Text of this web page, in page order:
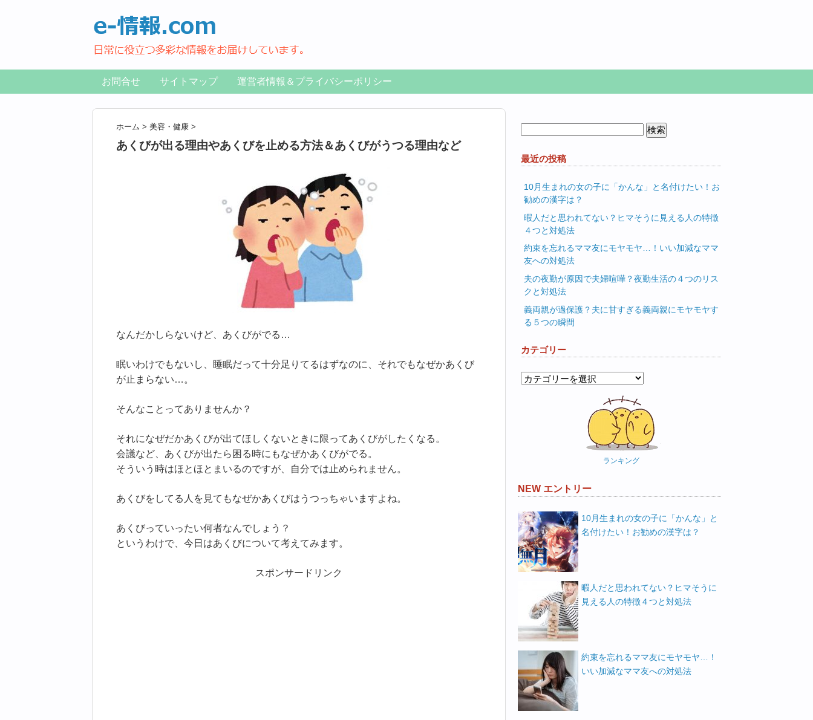
お問合せ サイトマップ 運営者情報＆プライバシーポリシー
ホーム > 美容・健康 >
あくびが出る理由やあくびを止める方法＆あくびがうつる理由など
なんだかしらないけど、あくびがでる…
眠いわけでもないし、睡眠だって十分足りてるはずなのに、それでもなぜかあくび
が止まらない…。
そんなことってありませんか？
それになぜだかあくびが出てほしくないときに限ってあくびがしたくなる。
会議など、あくびが出たら困る時にもなぜかあくびがでる。
そういう時はほとほとまいるのですが、自分では止められません。
あくびをしてる人を見てもなぜかあくびはうつっちゃいますよね。
あくびっていったい何者なんでしょう？
というわけで、今日はあくびについて考えてみます。
スポンサードリンク
最近の投稿
10月生まれの女の子に「かんな」と名付けたい！お
勧めの漢字は？
暇人だと思われてない？ヒマそうに見える人の特徴
４つと対処法
約束を忘れるママ友にモヤモヤ…！いい加減なママ
友への対処法
夫の夜勤が原因で夫婦喧嘩？夜勤生活の４つのリス
クと対処法
義両親が過保護？夫に甘すぎる義両親にモヤモヤす
る５つの瞬間
カテゴリー
カ
ランキング
NEW エントリー
10月生まれの女の子に「かんな」と
名付けたい！お勧めの漢字は？
暇人だと思われてない？ヒマそうに
見える人の特徴４つと対処法
約束を忘れるママ友にモヤモヤ…！
いい加減なママ友への対処法